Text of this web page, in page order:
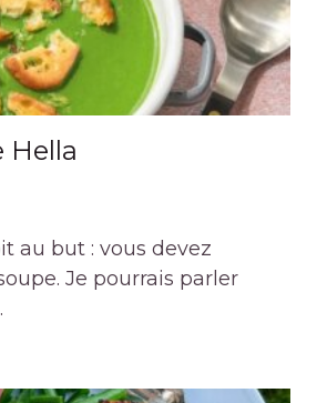
Hella
au but : vous devez
Je pourrais parler